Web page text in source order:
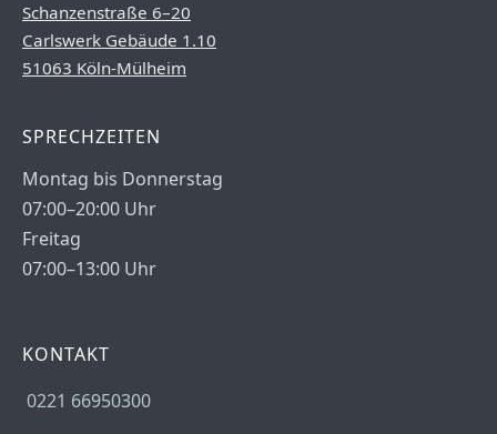
Schanzenstraße 6–20
Carlswerk Gebäude 1.10
51063 Köln-Mülheim
SPRECHZEITEN
Montag bis Donnerstag
07:00–20:00 Uhr
Freitag
07:00–13:00 Uhr
KONTAKT
0221 66950300